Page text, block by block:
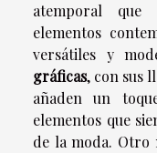
atemporal que
elementos
versátiles y
gráficas, con sus
añaden un
elementos que
de la moda. Otro